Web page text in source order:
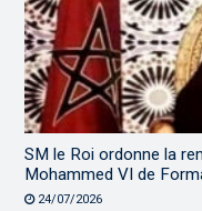
SM le Roi ordonne la
Mohammed VI de
24/07/2026